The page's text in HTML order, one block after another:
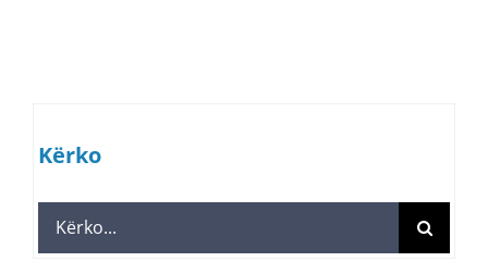
Kërko
Search
for: